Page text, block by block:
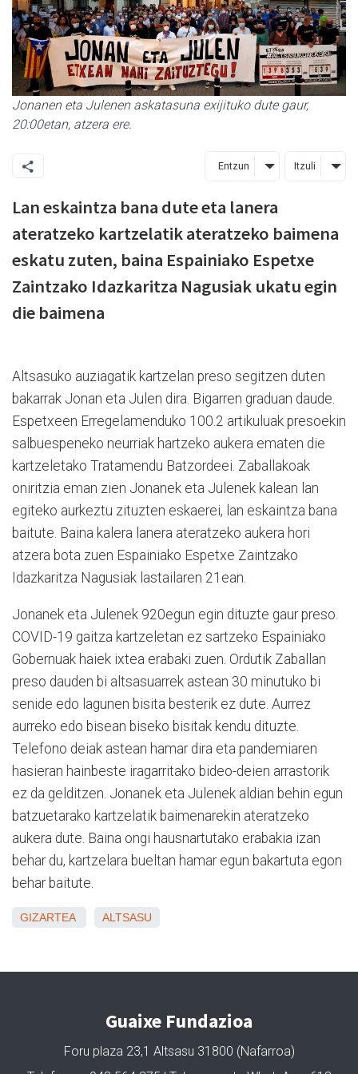
Jonanen eta Julenen askatasuna exijituko dute gaur,
20:00etan, atzera ere.
Entzun Itzuli
Lan eskaintza bana dute eta lanera
ateratzeko kartzelatik ateratzeko baimena
eskatu zuten, baina Espainiako Espetxe
Zaintzako Idazkaritza Nagusiak ukatu egin
die baimena
Altsasuko auziagatik kartzelan preso segitzen duten
bakarrak Jonan eta Julen dira. Bigarren graduan daude.
Espetxeen Erregelamenduko 100.2 artikuluak presoekin
salbuespeneko neurriak hartzeko aukera ematen die
kartzeletako Tratamendu Batzordeei. Zaballakoak
oniritzia eman zien Jonanek eta Julenek kalean lan
egiteko aurkeztu zituzten eskaerei, lan eskaintza bana
baitute. Baina kalera lanera ateratzeko aukera hori
atzera bota zuen Espainiako Espetxe Zaintzako
Idazkaritza Nagusiak lastailaren 21ean.
Jonanek eta Julenek 920egun egin dituzte gaur preso.
COVID-19 gaitza kartzeletan ez sartzeko Espainiako
Gobernuak haiek ixtea erabaki zuen. Ordutik Zaballan
preso dauden bi altsasuarrek astean 30 minutuko bi
senide edo lagunen bisita besterik ez dute. Aurrez
aurreko edo bisean biseko bisitak kendu dituzte.
Telefono deiak astean hamar dira eta pandemiaren
hasieran hainbeste iragarritako bideo-deien arrastorik
ez da gelditzen. Jonanek eta Julenek aldian behin egun
batzuetarako kartzelatik baimenarekin ateratzeko
aukera dute. Baina ongi hausnartutako erabakia izan
behar du, kartzelara bueltan hamar egun bakartuta egon
behar baitute.
GIZARTEA ALTSASU
Guaixe Fundazioa
Foru plaza 23,1 Altsasu 31800 (Nafarroa)